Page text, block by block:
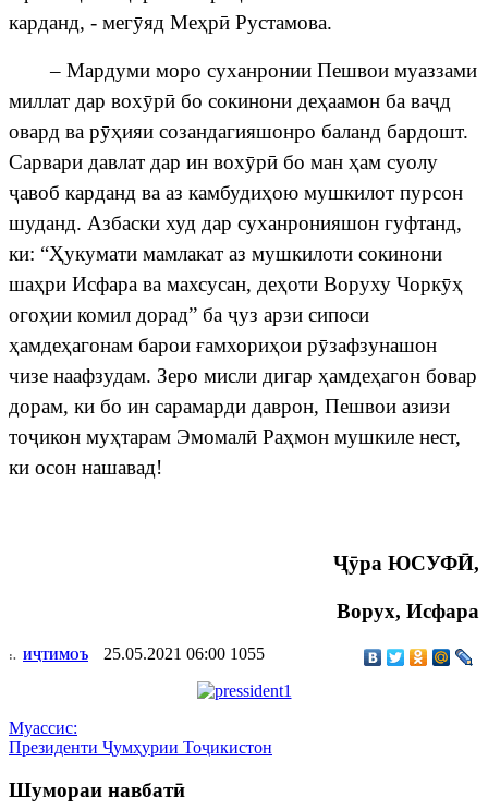
карданд, - мегӯяд Меҳрӣ Рустамова.
– Мардуми моро суханронии Пешвои муаззами
миллат дар вохӯрӣ бо сокинони деҳаамон ба ваҷд
овард ва рӯҳияи созандагияшонро баланд бардошт.
Сарвари давлат дар ин вохӯрӣ бо ман ҳам суолу
ҷавоб карданд ва аз камбудиҳою мушкилот пурсон
шуданд. Азбаски худ дар суханронияшон гуфтанд,
ки: “Ҳукумати мамлакат аз мушкилоти сокинони
шаҳри Исфара ва махсусан, деҳоти Воруху Чоркӯҳ
огоҳии комил дорад” ба ҷуз арзи сипоси
ҳамдеҳагонам барои ғамхориҳои рӯзафзунашон
чизе наафзудам. Зеро мисли дигар ҳамдеҳагон бовар
дорам, ки бо ин сарамарди даврон, Пешвои азизи
тоҷикон муҳтарам Эмомалӣ Раҳмон мушкиле нест,
ки осон нашавад!
Ҷӯра ЮСУФӢ,
Ворух, Исфара
:. ИҶТИМОЪ 25.05.2021 06:00 1055
Муассис:
Президенти Ҷумҳурии Тоҷикистон
Шумораи навбатӣ